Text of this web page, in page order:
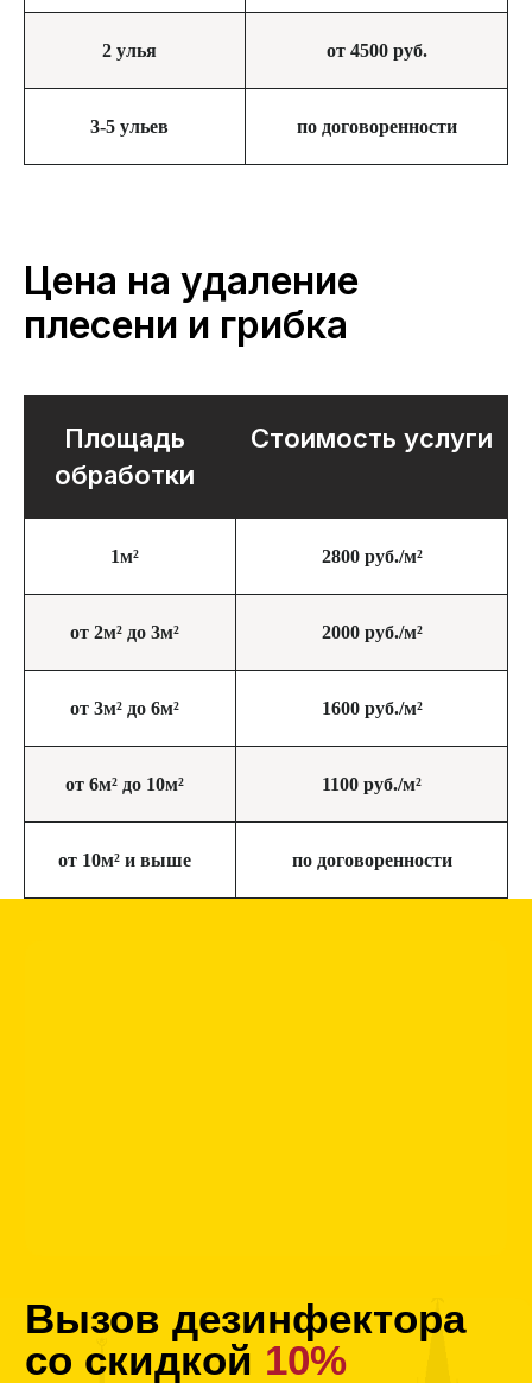
2 улья от 4500 руб.
3-5 ульев по договоренности
Цена на удаление
плесени и грибка
Площадь
обработки
Стоимость услуги
1м² 2800 руб./м²
от 2м² до 3м² 2000 руб./м²
от 3м² до 6м² 1600 руб./м²
от 6м² до 10м² 1100 руб./м²
от 10м² и выше по договоренности